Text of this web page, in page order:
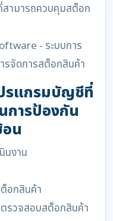
สามารถควบคุมสต็อก
- ระบบการ
รจัดการสต็อกสินค้า
ปรแกรมบัญชีที่
การป้องกัน
น
นงาน
อกสินค้า
รวจสอบสต็อกสินค้า